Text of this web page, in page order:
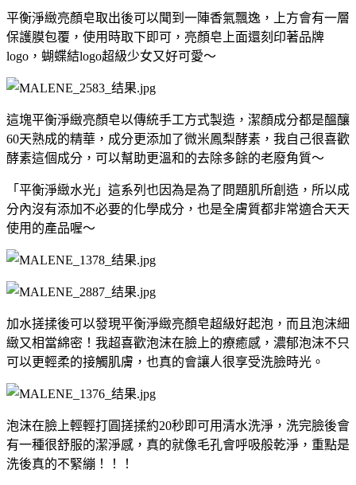
平衡淨緻亮顏皂取出後可以聞到一陣香氣飄逸，上方會有一層
保護膜包覆，使用時取下即可，亮顏皂上面還刻印著品牌
logo，蝴蝶結logo超級少女又好可愛～
這塊平衡淨緻亮顏皂以傳統手工方式製造，潔顏成分都是醞釀
60天熟成的精華，成分更添加了微米鳳梨酵素，我自己很喜歡
酵素這個成分，可以幫助更溫和的去除多餘的老廢角質～
「平衡淨緻水光」這系列也因為是為了問題肌所創造，所以成
分內沒有添加不必要的化學成分，也是全膚質都非常適合天天
使用的產品喔～
加水搓揉後可以發現平衡淨緻亮顏皂超級好起泡，而且泡沫細
緻又相當綿密！我超喜歡泡沫在臉上的療癒感，濃郁泡沫不只
可以更輕柔的接觸肌膚，也真的會讓人很享受洗臉時光。
泡沫在臉上輕輕打圓搓揉約20秒即可用清水洗淨，洗完臉後會
有一種很舒服的潔淨感，真的就像毛孔會呼吸般乾淨，重點是
洗後真的不緊繃！！！